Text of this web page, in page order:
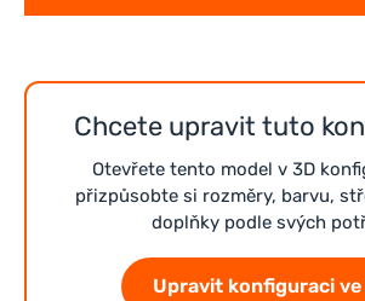
Chcete upravit tuto
Otevřete tento model v 3D
přizpůsobte si rozměry, barvu,
doplňky podle svých
Upravit konfiguraci ve